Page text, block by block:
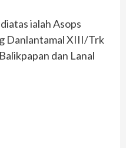
ialah Asops
Danlantamal XIII/Trk
dan Lanal